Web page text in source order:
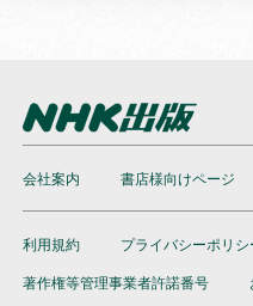
会社案内 書店様向けページ
利用規約 プライバシーポリシ
著作権等管理事業者許諾番号